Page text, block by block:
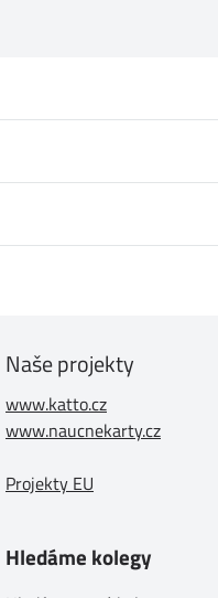
Naše projekty
www.katto.cz
www.naucnekarty.cz
Projekty EU
Hledáme kolegy